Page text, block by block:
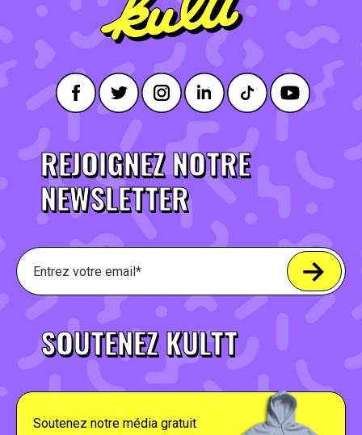
REJOIGNEZ NOTRE
NEWSLETTER
SOUTENEZ KULTT
Soutenez notre média gratuit